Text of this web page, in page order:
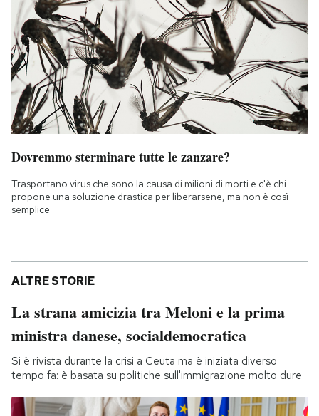
Dovremmo sterminare tutte le zanzare?
Trasportano virus che sono la causa di milioni di morti e c'è chi
propone una soluzione drastica per liberarsene, ma non è così
semplice
ALTRE STORIE
La strana amicizia tra Meloni e la prima
ministra danese, socialdemocratica
Si è rivista durante la crisi a Ceuta ma è iniziata diverso
tempo fa: è basata su politiche sull'immigrazione molto dure